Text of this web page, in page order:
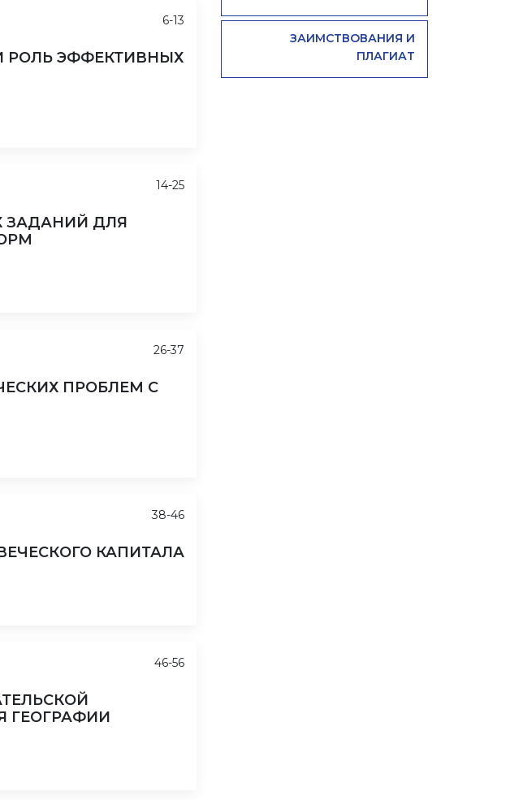
РОЛЬ ЭФФЕКТИВНЫХ
6-13
ЗАДАНИЙ ДЛЯ
14-25
ПРОБЛЕМ С
26-37
КАПИТАЛА
38-46
ГЕОГРАФИИ
46-56
ЗАИМСТВОВАНИЯ И
ПЛАГИАТ